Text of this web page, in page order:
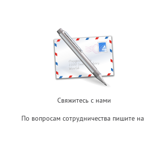
Свяжитесь с нами
По вопросам сотрудничества пишите на